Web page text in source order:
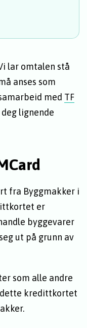
lar omtalen stå
anses som
med TF
lignende
fra Byggmakker i
er
byggevarer
ut på grunn av
som alle andre
dette kredittkortet